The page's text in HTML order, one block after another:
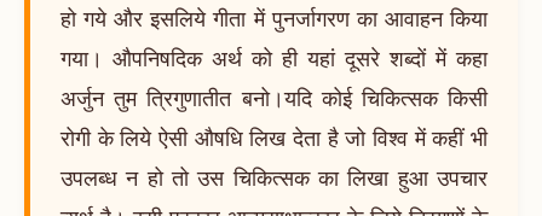
हो गये और इसलिये गीता में पुनर्जागरण का आवाहन किया
गया। औपनिषदिक अर्थ को ही यहां दूसरे शब्दों में कहा
अर्जुन तुम त्रिगुणातीत बनो।यदि कोई चिकित्सक किसी
रोगी के लिये ऐसी औषधि लिख देता है जो विश्व में कहीं भी
उपलब्ध न हो तो उस चिकित्सक का लिखा हुआ उपचार